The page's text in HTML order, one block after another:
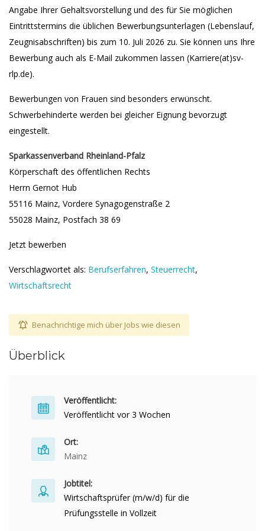
Angabe Ihrer Gehaltsvorstellung und des für Sie möglichen
Eintrittstermins die üblichen Bewerbungsunterlagen (Lebenslauf,
Zeugnisabschriften) bis zum 10. Juli 2026 zu. Sie können uns Ihre
Bewerbung auch als E-Mail zukommen lassen (Karriere(at)sv-
rlp.de).
Bewerbungen von Frauen sind besonders erwünscht.
Schwerbehinderte werden bei gleicher Eignung bevorzugt
eingestellt.
Sparkassenverband Rheinland-Pfalz
Körperschaft des öffentlichen Rechts
Herrn Gernot Hub
55116 Mainz, Vordere Synagogenstraße 2
55028 Mainz, Postfach 38 69
Jetzt bewerben
Verschlagwortet als: Berufserfahren, Steuerrecht,
Wirtschaftsrecht
Benachrichtige mich über Jobs wie diesen
Überblick
Veröffentlicht:
Veröffentlicht vor 3 Wochen
Ort:
Mainz
Jobtitel:
Wirtschaftsprüfer (m/w/d) für die
Prüfungsstelle in Vollzeit